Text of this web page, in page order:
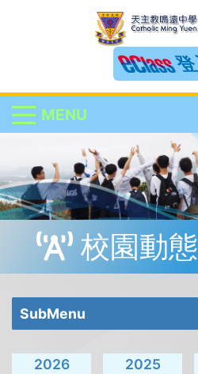
MENU
校園動態
SubMenu
2026 2025